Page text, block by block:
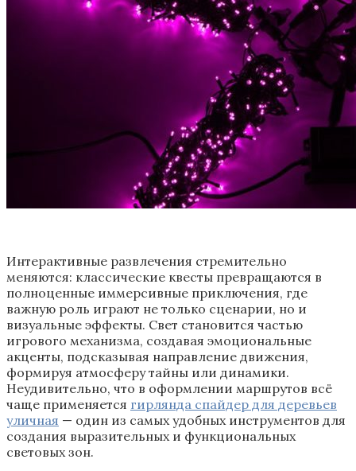
Интерактивные развлечения стремительно
меняются: классические квесты превращаются в
полноценные иммерсивные приключения, где
важную роль играют не только сценарии, но и
визуальные эффекты. Свет становится частью
игрового механизма, создавая эмоциональные
акценты, подсказывая направление движения,
формируя атмосферу тайны или динамики.
Неудивительно, что в оформлении маршрутов всё
чаще применяется гирлянда спайдер для деревьев
уличная — один из самых удобных инструментов для
создания выразительных и функциональных
световых зон.